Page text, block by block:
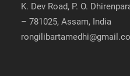
K. Dev Road, P. O.
– 781025, Assam, India